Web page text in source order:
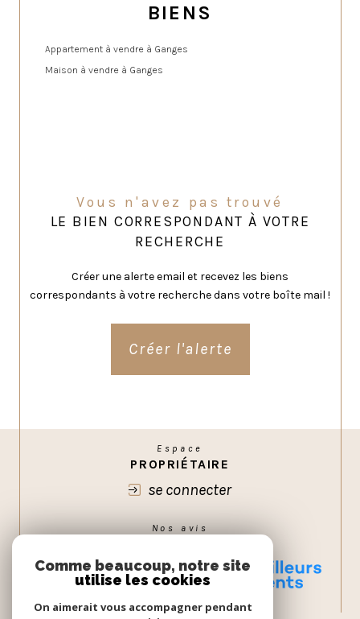
BIENS
Appartement à vendre à Ganges
Maison à vendre à Ganges
Vous n'avez pas trouvé
LE BIEN CORRESPONDANT À VOTRE
RECHERCHE
Créer une alerte email et recevez les biens
correspondants à votre recherche dans votre boîte mail !
Créer l'alerte
Espace
PROPRIÉTAIRE
se connecter
Nos avis
Comme beaucoup, notre site
utilise les cookies
On aimerait vous accompagner pendant